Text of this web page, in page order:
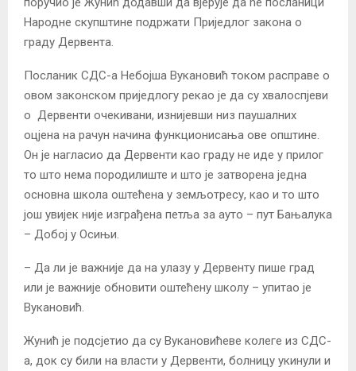
Народне скупштине подржати Приједлог закона о
граду Дервента.
Посланик СДС-а Небојша Вукановић током расправе о
овом законском приједлогу рекао је да су хвалоспјеви
о Дервенти очекивани, изнијевши низ паушалних
оцјена на рачун начина функционисања ове општине.
Он је нагласио да Дервенти као граду не иде у прилог
то што нема породилиште и што је затворена једна
основна школа оштећена у земљотресу, као и то што
још увијек није изграђена петља за ауто – пут Бањалука
– Добој у Осињи.
– Да ли је важније да на улазу у Дервенту пише град
или је важније обновити оштећену школу – упитао је
Вукановић.
Жунић је подсјетио да су Вукановићеве колеге из СДС-
а, док су били на власти у Дервенти, болницу укинули и